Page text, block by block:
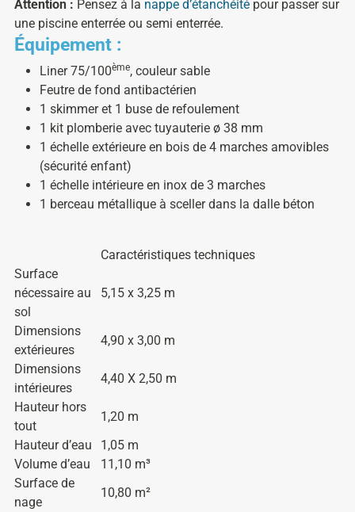
Attention : Pensez à la nappe d’étanchéité pour passer sur
une piscine enterrée ou semi enterrée.
Équipement :
Liner 75/100ème, couleur sable
Feutre de fond antibactérien
1 skimmer et 1 buse de refoulement
1 kit plomberie avec tuyauterie ø 38 mm
1 échelle extérieure en bois de 4 marches amovibles
(sécurité enfant)
1 échelle intérieure en inox de 3 marches
1 berceau métallique à sceller dans la dalle béton
Caractéristiques techniques
Surface
nécessaire au
sol
5,15 x 3,25 m
Dimensions
extérieures
4,90 x 3,00 m
Dimensions
intérieures
4,40 X 2,50 m
Hauteur hors
tout
1,20 m
Hauteur d’eau
1,05 m
Volume d’eau
11,10 m³
Surface de
nage
10,80 m²